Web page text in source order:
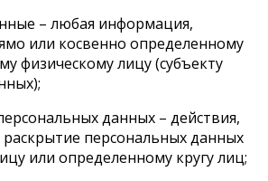
– любая информация,
или косвенно определенному
физическому лицу (субъекту
данных – действия,
персональных данных
или определенному кругу лиц;